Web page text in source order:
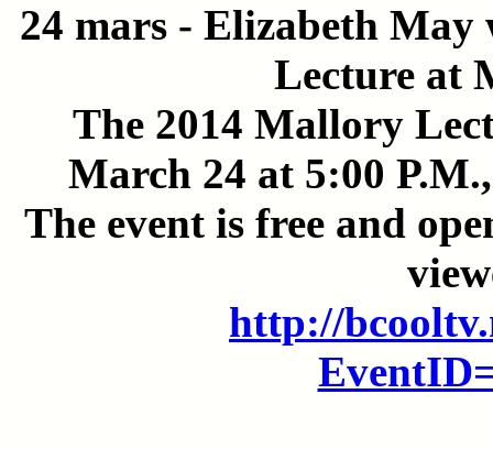
24 mars - Elizabeth
Lecture at
The 2014 Mallory
March 24 at 5:00
The event is free and
http://